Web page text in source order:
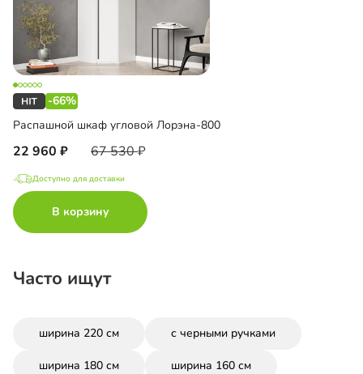
-66%
Распашной шкаф угловой Лорэна-800
22 960 67 530
Доступно для доставки
В корзину
Часто ищут
ширина 220 см с черными ручками
ширина 180 см ширина 160 см